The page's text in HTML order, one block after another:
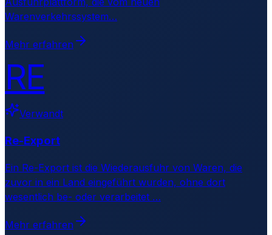
Warenverkehrssystem…
Mehr erfahren
RE
Verwandt
Re-Export
Ein Re-Export ist die Wiederausfuhr von Waren, die
zuvor in ein Land eingeführt wurden, ohne dort
wesentlich be- oder verarbeitet …
Mehr erfahren